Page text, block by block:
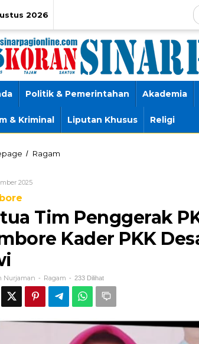
2026
Politik & Pemerintahan Akademia
& Kriminal Liputan Khusus Religi
/ Ragam
Hadiri
Kader
di
Vila
Situ
2025Oleh
Tim Penggerak
Kader PKK
Nurjaman - Ragam - 233 Dilihat